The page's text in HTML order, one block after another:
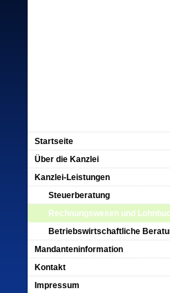
Startseite
Über die Kanzlei
Kanzlei-Leistungen
Steuerberatung
Rechnungswesen und
Betriebswirtschaftliche
Mandanteninformation
Kontakt
Impressum